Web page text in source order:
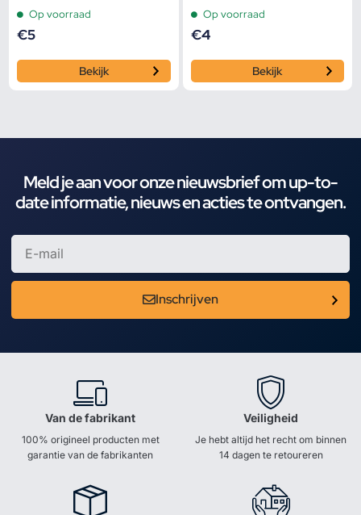
Op voorraad
€5
Bekijk
Op voorraad
€4
Bekijk
Meld je aan voor onze nieuwsbrief om up-to-
date informatie, nieuws en acties te ontvangen.
Inschrijven
Van de fabrikant
100% origineel producten met
garantie van de fabrikanten
Veiligheid
Je hebt altijd het recht om binnen
14 dagen te retoureren